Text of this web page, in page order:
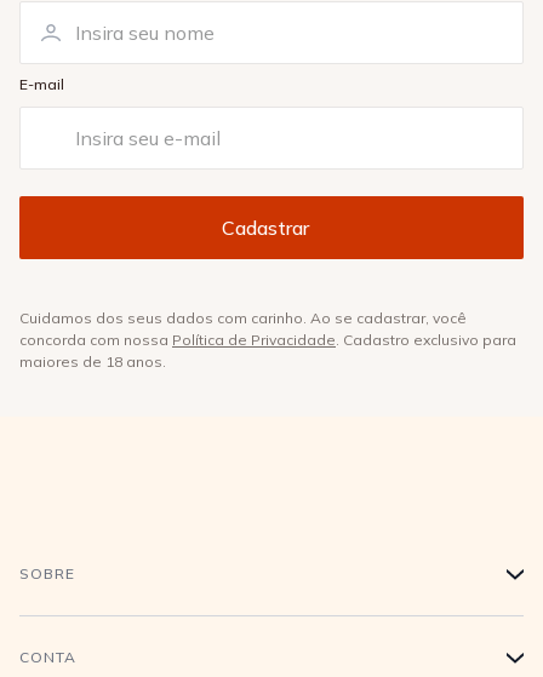
E-mail
Cuidamos dos seus dados com carinho. Ao se cadastrar, você
concorda com nossa Política de Privacidade. Cadastro exclusivo para
maiores de 18 anos.
SOBRE +
História
CONTA +